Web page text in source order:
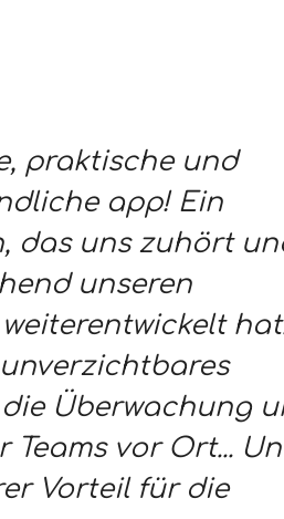
praktische und
app! Ein
das uns zuhört
unseren
Überwachung
vor Ort...
Vorteil für die